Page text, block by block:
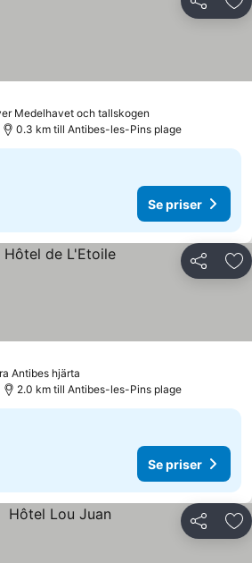
Dela
Medelhavet och tallskogen
0.3 km till Antibes-les-Pins plage
Se priser
Dela
Antibes hjärta
2.0 km till Antibes-les-Pins plage
Se priser
Dela